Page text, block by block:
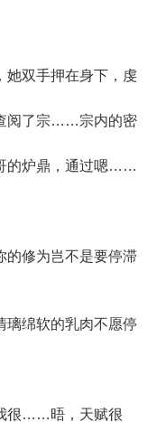
双手押在身下，虔
阅了宗……宗内的密
的炉鼎，通过嗯……
修为岂不是要停滞
绵软的乳肉不愿停
很……晤，天赋很